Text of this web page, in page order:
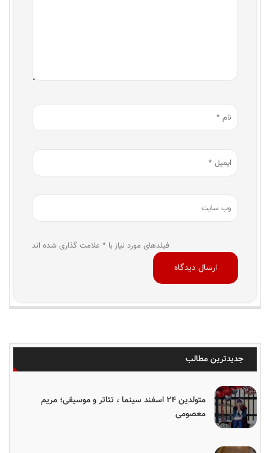
فیلدهای مورد نیاز با * علامت گذاری شده اند
جدیدترین مطالب
متولدین ۲۴ اسفند سینما ، تئاتر و موسیقی؛ مریم
معصومی